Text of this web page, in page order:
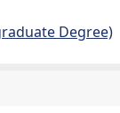
Degree)